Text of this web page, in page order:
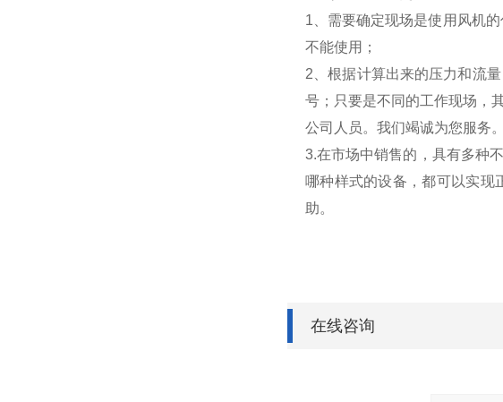
1、需要确定现场是使用风机
不能使用；
2、根据计算出来的压力和流
号；只要是不同的工作现场，
公司人员。我们竭诚为您服务。
3.在市场中销售的，具有多种
哪种样式的设备，都可以实现
助。
在线咨询